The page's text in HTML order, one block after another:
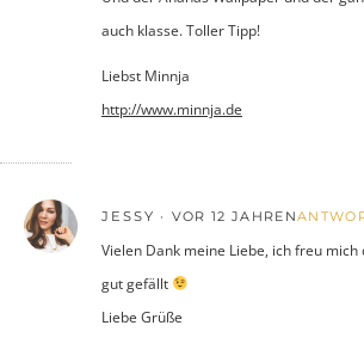
auch klasse. Toller Tipp!
Liebst Minnja
http://www.minnja.de
JESSY VOR 12 JAHREN
Vielen Dank meine Liebe, ich freu mich
gut gefällt
Liebe Grüße